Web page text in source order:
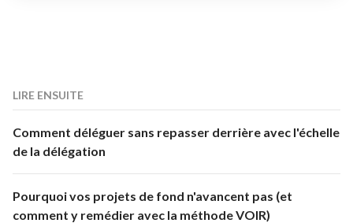
LIRE ENSUITE
Comment déléguer sans repasser derrière avec l'échelle
de la délégation
Pourquoi vos projets de fond n'avancent pas (et
comment y remédier avec la méthode VOIR)